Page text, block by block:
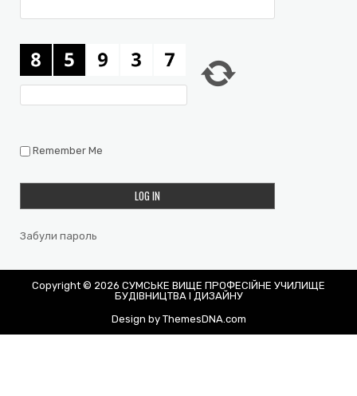
Remember Me
Забули пароль
Copyright © 2026 СУМСЬКЕ ВИЩЕ ПРОФЕСІЙНЕ УЧИЛИЩЕ
БУДІВНИЦТВА І ДИЗАЙНУ
Design by ThemesDNA.com